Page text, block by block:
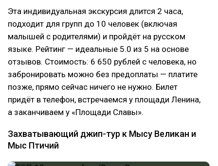
Эта индивидуальная экскурсия длится 2 часа,
подходит для групп до 10 человек (включая
малышей с родителями) и пройдёт на русском
языке. Рейтинг — идеальные 5.0 из 5 на основе
отзывов. Стоимость: 6 650 рублей с человека, но
забронировать можно без предоплаты — платите
позже, прямо сейчас ничего не нужно. Билет
придёт в телефон, встречаемся у площади Ленина,
а заканчиваем у «Площади Славы».
Захватывающий джип-тур к Мысу Великан и
Мыс Птичий